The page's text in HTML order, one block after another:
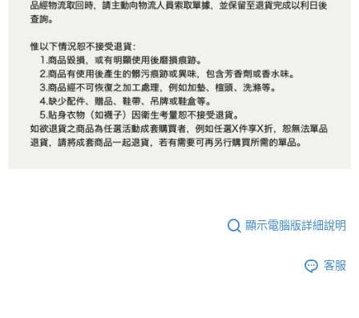
顯示電腦版詳細說明
客服